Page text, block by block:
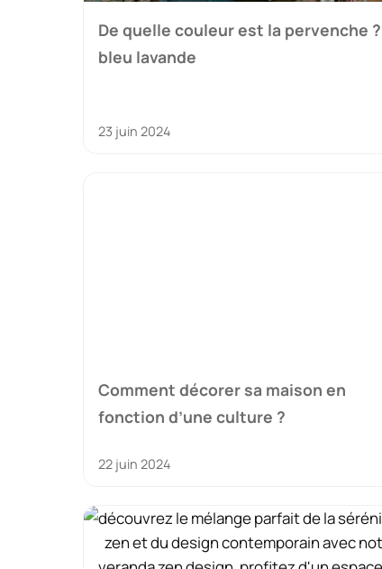
De quelle couleur est la pervenche ?
bleu lavande
23 juin 2024
Comment décorer sa maison en
fonction d’une culture ?
22 juin 2024